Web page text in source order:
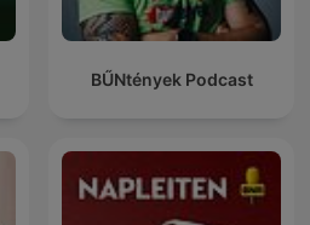
BŰNtények Podcast